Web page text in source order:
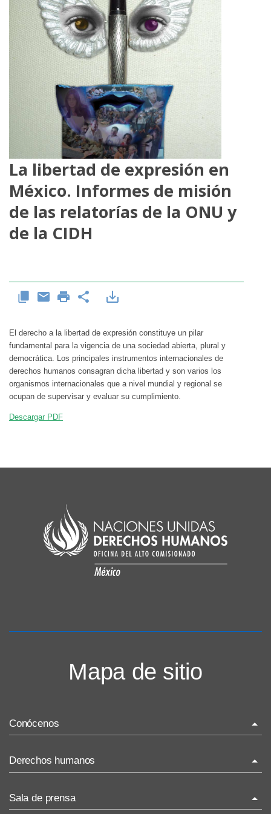
La libertad de expresión en
México. Informes de misión
de las relatorías de la ONU y
de la CIDH
El derecho a la libertad de expresión constituye un pilar
fundamental para la vigencia de una sociedad abierta, plural y
democrática. Los principales instrumentos internacionales de
derechos humanos consagran dicha libertad y son varios los
organismos internacionales que a nivel mundial y regional se
ocupan de supervisar y evaluar su cumplimiento.
Descargar PDF
Mapa de sitio
Conócenos
La ONU-DH en México
Vacantes ONU-DH México
Derechos humanos
Temas de Derechos Humanos
Sala de prensa